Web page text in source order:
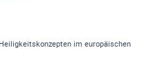
im europäischen